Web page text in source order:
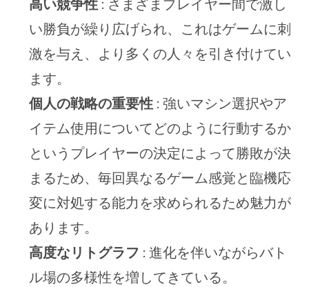
高い競争性 : さまざまプレイヤー間で激し
い勝負が繰り広げられ、これはゲームに刺
激を与え、より多くの人々を引き付けてい
ます。
個人の戦略の重要性 : 強いマシン選択やア
イテム使用についてどのように行動するか
というプレイヤーの決定によって勝敗が決
まるため、毎回異なるゲーム感覚と臨機応
変に対処する能力を求められるため魅力が
あります。
高度なリトグラフ : 進化を伴いながらバト
ル場の多様性を増してきている。